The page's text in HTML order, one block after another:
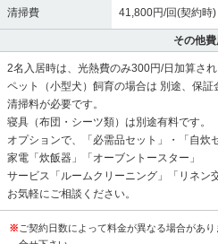
清掃費 41,800円/回(契約時)
その他費
2名入居時は、光熱費のみ300円/日加算され
ペット（小型犬）飼育の場合は 別途、保
清掃料が必要です。
寝具（布団・シーツ類）は別途有料です。
オプションで、「必需品セット」・「自炊
家電「炊飯器」「オーブントースター」
サービス「ルームクリーニング」「リネン
お気軽にご相談ください。
※ ご契約日数によって料金が異なる場合があ